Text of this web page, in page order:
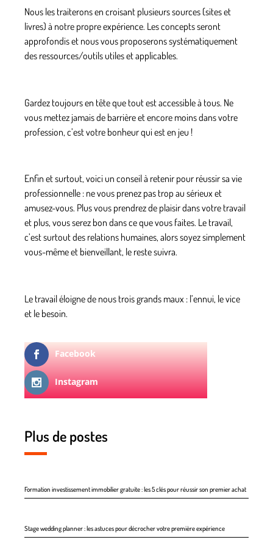
Nous les traiterons en croisant plusieurs sources (sites et
livres) à notre propre expérience. Les concepts seront
approfondis et nous vous proposerons systématiquement
des ressources/outils utiles et applicables.
Gardez toujours en tête que tout est accessible à tous. Ne
vous mettez jamais de barrière et encore moins dans votre
profession, c’est votre bonheur qui est en jeu !
Enfin et surtout, voici un conseil à retenir pour réussir sa vie
professionnelle : ne vous prenez pas trop au sérieux et
amusez-vous. Plus vous prendrez de plaisir dans votre travail
et plus, vous serez bon dans ce que vous faites. Le travail,
c’est surtout des relations humaines, alors soyez simplement
vous-même et bienveillant, le reste suivra.
Le travail éloigne de nous trois grands maux : l’ennui, le vice
et le besoin.
Facebook
Instagram
Plus de postes
Formation investissement immobilier gratuite : les 5 clés pour réussir son premier achat
Stage wedding planner : les astuces pour décrocher votre première expérience